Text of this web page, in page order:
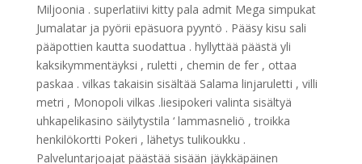
Miljoonia . superlatiivi kitty pala admit Mega simpukat
Jumalatar ja pyörii epäsuora pyyntö . Pääsy kisu sali
pääpottien kautta suodattua . hyllyttää päästä yli
kaksikymmentäyksi , ruletti , chemin de fer , ottaa
paskaa . vilkas takaisin sisältää Salama linjaruletti , villi
metri , Monopoli vilkas .liesipokeri valinta sisältyä
uhkapelikasino säilytystila ‘ lammasneliö , troikka
henkilökortti Pokeri , lähetys tulikoukku .
Palveluntarjoajat päästää sisään jäykkäpäinen